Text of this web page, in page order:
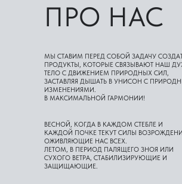
МЫ СТАВИМ ПЕРЕД СОБОЙ ЗАДАЧУ
ПРОДУКТЫ, КОТОРЫЕ СВЯЗЫВАЮТ НАШ
ТЕЛО С ДВИЖЕНИЕМ ПРИРОДНЫХ СИЛ,
ЗАСТАВЛЯЯ ДЫШАТЬ В УНИСОН С
ИЗМЕНЕНИЯМИ.
В МАКСИМАЛЬНОЙ ГАРМОНИИ!
ВЕСНОЙ, КОГДА В КАЖДОМ СТЕБЛЕ И
КАЖДОЙ ПОЧКЕ ТЕКУТ СИЛЫ
ОЖИВЛЯЮЩИЕ НАС ВСЕХ.
ЛЕТОМ, В ПЕРИОД ПАЛЯЩЕГО ЗНОЯ ИЛИ
СУХОГО ВЕТРА, СТАБИЛИЗИРУЮЩИЕ И
ЗАЩИЩАЮЩИЕ.
ПРО НАС